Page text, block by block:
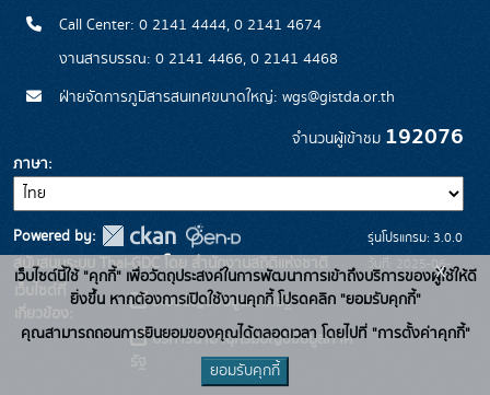
Call Center: 0 2141 4444, 0 2141 4674
งานสารบรรณ: 0 2141 4466, 0 2141 4468
ฝ่ายจัดการภูมิสารสนเทศขนาดใหญ่: wgs@gistda.or.th
จำนวนผู้เข้าชม 192076
ภาษา
Powered by:
สนับสนุนระบบ Thai-GDC โดย สำนักงานสถิติแห่งชาติ
เว็บไซต์ที่
เกี่ยวข้อง:
ระบบบัญชีข้อมูลภาครัฐ
บริการนามานุกรมบัญชีข้อมูลภาค
รุ่นโปรแกรม: 3.0.0
วันที่: 2025-06-
26
เว็บไซต์นี้ใช้ "คุกกี้" เพื่อวัตถุประสงค์ในการพัฒนาการเข้าถึงบริการของผู้ใช้ให้ดี
ยิ่งขึ้น หากต้องการเปิดใช้งานคุกกี้ โปรดคลิก "ยอมรับคุกกี้"
คุณสามารถถอนการยินยอมของคุณได้ตลอดเวลา โดยไปที่ "การตั้งค่าคุกกี้"
ยอมรับคุกกี้
x